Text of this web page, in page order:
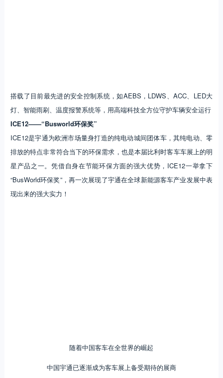
搭载了目前最先进的安全控制系统，如AEBS，LDWS、ACC、LED大
灯、智能雨刷、温度报警系统等，用高端科技全方位守护车辆安全运行
ICE12——“Busworld环保奖”
ICE12是宇通为欧洲市场量身打造的纯电动城间团体车，其纯电动、零
排放的特点非常符合当下的环保需求，也是本届比利时客车车展上的明
星产品之一。凭借自身在节能环保方面的强大优势，ICE12一举拿下
“BusWorld环保奖”，再一次展现了宇通在全球新能源客车产业发展中表
现出来的强大实力！
随着中国客车在全世界的崛起
中国宇通已逐渐成为客车展上备受期待的展商